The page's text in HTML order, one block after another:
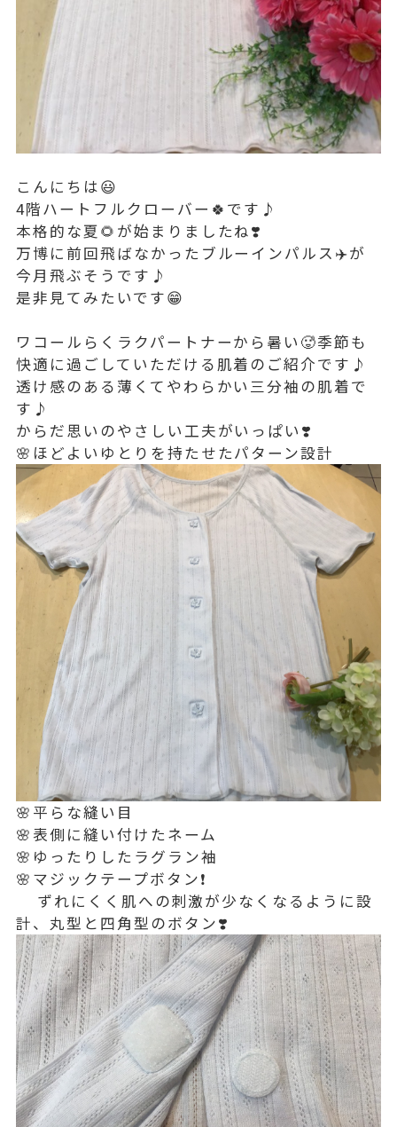
こんにちは😃
4階ハートフルクローバー🍀です♪
本格的な夏🌻が始まりましたね❣️
万博に前回飛ばなかったブルーインパルス✈️が
今月飛ぶそうです♪
是非見てみたいです😁
ワコールらくラクパートナーから暑い🥵季節も
快適に過ごしていただける肌着のご紹介です♪
透け感のある薄くてやわらかい三分袖の肌着で
す♪
からだ思いのやさしい工夫がいっぱい❣️
🌸ほどよいゆとりを持たせたパターン設計
🌸平らな縫い目
🌸表側に縫い付けたネーム
🌸ゆったりしたラグラン袖
🌸マジックテープボタン❗️
ずれにくく肌への刺激が少なくなるように設
計、丸型と四角型のボタン❣️